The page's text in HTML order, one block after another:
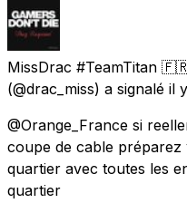
MissDrac
(@drac_miss) a signalé il
@Orange_France si
coupe de cable préparez
quartier avec toutes les
quartier